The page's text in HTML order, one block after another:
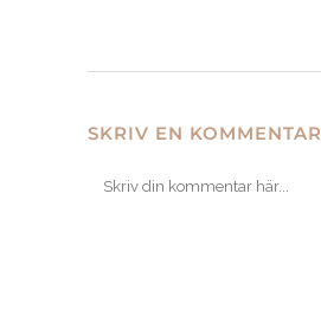
SKRIV EN KOMMENTAR